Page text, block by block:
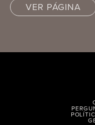
VER PÁGINA